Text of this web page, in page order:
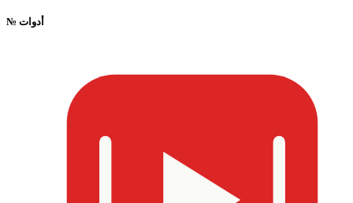
№ أدوات